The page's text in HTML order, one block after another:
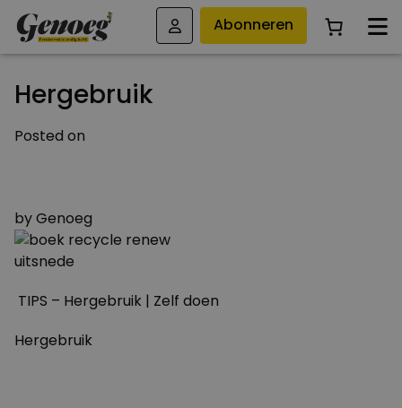
Abonneren
Hergebruik
Posted on
byGenoeg
TIPS – Hergebruik | Zelf doen
Hergebruik